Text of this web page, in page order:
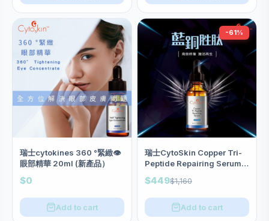
瑞士cytokines 360 °緊緻👁️
眼部精華 20ml (新產品）
$0
Add to cart
-61%
瑞士CytoSkin Copper Tri-
Peptide Repairing Serum藍
$449$1,160
Add to cart